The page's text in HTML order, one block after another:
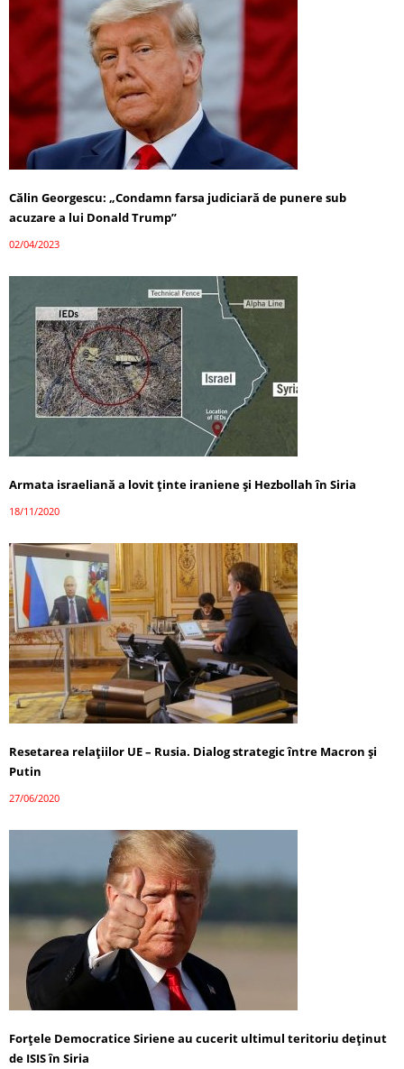
Călin Georgescu: „Condamn farsa judiciară de punere sub
acuzare a lui Donald Trump”
02/04/2023
Armata israeliană a lovit ținte iraniene și Hezbollah în Siria
18/11/2020
Resetarea relațiilor UE – Rusia. Dialog strategic între Macron și
Putin
27/06/2020
Forţele Democratice Siriene au cucerit ultimul teritoriu deţinut
de ISIS în Siria